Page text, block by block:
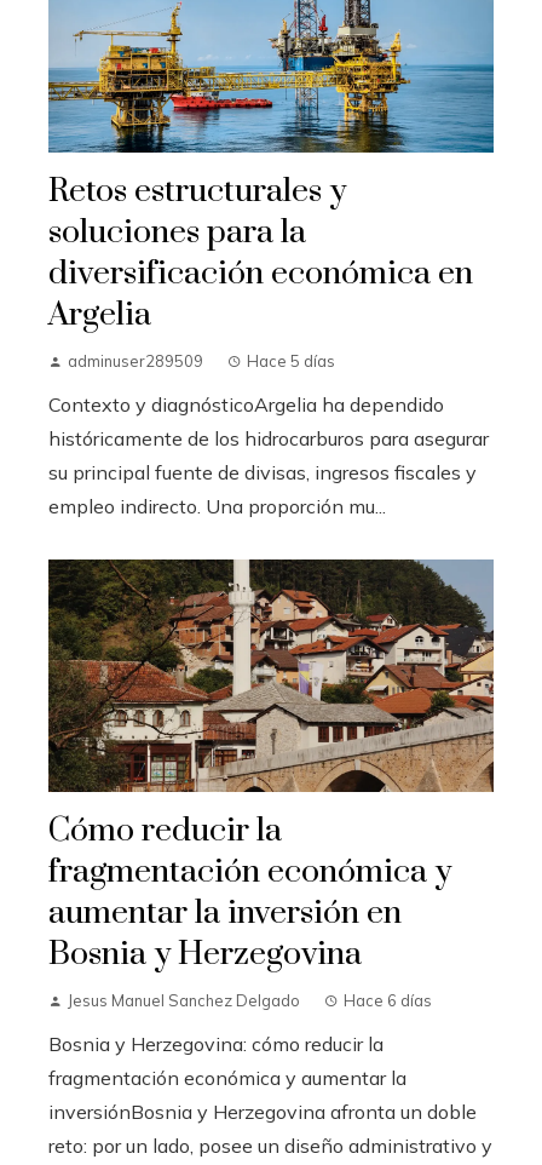
Retos estructurales y
soluciones para la
diversificación económica en
Argelia
adminuser289509 Hace 5 días
Contexto y diagnósticoArgelia ha dependido
históricamente de los hidrocarburos para asegurar
su principal fuente de divisas, ingresos fiscales y
empleo indirecto. Una proporción mu...
Cómo reducir la
fragmentación económica y
aumentar la inversión en
Bosnia y Herzegovina
Jesus Manuel Sanchez Delgado Hace 6 días
Bosnia y Herzegovina: cómo reducir la
fragmentación económica y aumentar la
inversiónBosnia y Herzegovina afronta un doble
reto: por un lado, posee un diseño administrativo y